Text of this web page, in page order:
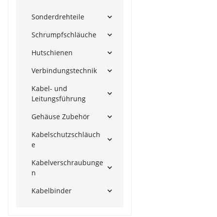
Sonderdrehteile
Schrumpfschläuche
Hutschienen
Verbindungstechnik
Kabel- und
Leitungsführung
Gehäuse Zubehör
Kabelschutzschläuch
e
Kabelverschraubunge
n
Kabelbinder